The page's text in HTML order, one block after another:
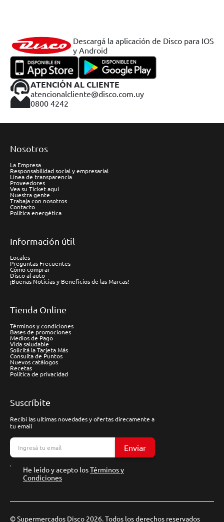
Descargá la aplicación de Disco para IOS
y Android
ATENCIÓN AL CLIENTE
atencionalcliente@disco.com.uy
0800 4242
Nosotros
La Empresa
Responsabilidad social y empresarial
Línea de transparencia
Proveedores
Vea su Ticket aquí
Nuestra gente
Trabaja con nosotros
Contacto
Política energética
Información útil
Locales
Preguntas Frecuentes
Cómo comprar
Disco al auto
¡Buenas Noticias y Beneficios de las Marcas!
Tienda Online
Términos y condiciones
Bases de promociones
Medios de Pago
Vida saludable
Solicitá la Tarjeta Más
Consulta de Puntos
Nuevos catálogos
Recetas
Política de privacidad
Suscríbite
Recibí las ultimas novedades y ofertas direcamente a
tu email
Enviar
He leído y acepto losTérminos y
Condiciones
© Supermercados Disco 2026. Todos los derechos reservados